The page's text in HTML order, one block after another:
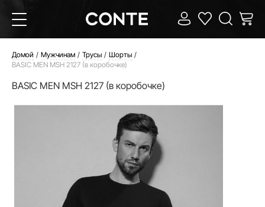
Домой Мужчинам Трусы
Шорты
BASIC MEN MSH 2127 (в коробочке)
BASIC MEN MSH 2127 (в коробочке)